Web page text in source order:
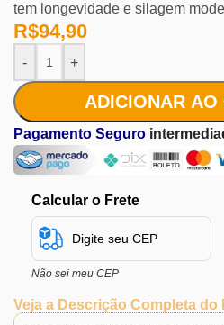
tem longevidade e silagem
R$94,90
- +
ADICIONAR AO
Pagamento Seguro
Calcular o Frete
Não sei meu CEP
Veja a Descrição Completa do